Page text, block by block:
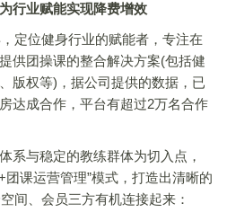
行业赋能实现降费增效
位健身行业的赋能者，专注在
供团操课的整合解决方案(包括健
版权等)，据公司提供的数据，已
达成合作，平台有超过2万名合作
与稳定的教练群体为切入点，
团课运营管理”模式，打造出清晰的
间、会员三方有机连接起来：